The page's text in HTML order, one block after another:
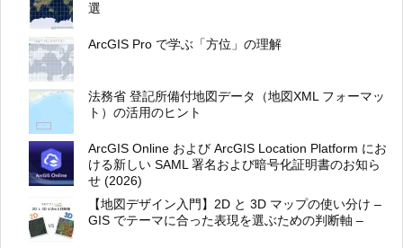
選
ArcGIS Pro で学ぶ「方位」の理解
法務省 登記所備付地図データ（地図XML フォーマッ
ト）の活用のヒント
ArcGIS Online および ArcGIS Location Platform にお
ける新しい SAML 署名および暗号化証明書のお知ら
せ (2026)
【地図デザイン入門】2D と 3D マップの使い分け –
GIS でテーマに合った表現を選ぶための判断軸 –